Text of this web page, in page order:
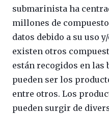
submarinista ha
millones de
datos debido a su uso
existen otros
están recogidos en las
pueden ser los
entre otros. Los
pueden surgir de